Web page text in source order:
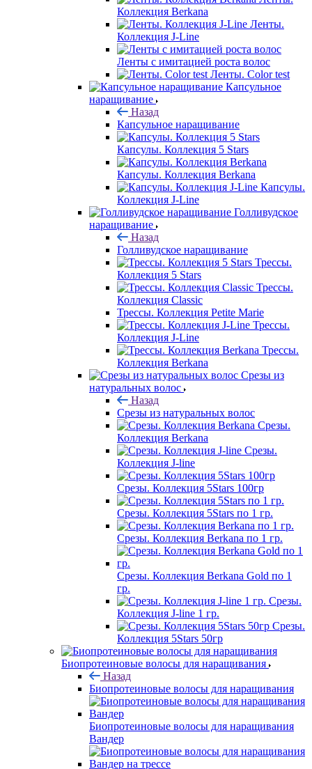
Коллекция Berkana
Ленты.
Коллекция J-Line
Ленты с имитацией роста волос
Ленты. Color test
Капсульное
наращивание
Назад
Капсульное наращивание
Капсулы. Коллекция 5 Stars
Капсулы. Коллекция Berkana
Капсулы.
Коллекция J-Line
Голливудское
наращивание
Назад
Голливудское наращивание
Трессы.
Коллекция 5 Stars
Трессы.
Коллекция Classic
Трессы. Коллекция Petite Marie
Трессы.
Коллекция J-Line
Трессы.
Коллекция Berkana
Срезы из
натуральных волос
Назад
Срезы из натуральных волос
Срезы.
Коллекция Berkana
Срезы.
Коллекция J-line
Срезы. Коллекция 5Stars 100гр
Срезы. Коллекция 5Stars по 1 гр.
Срезы. Коллекция Berkana по 1 гр.
Срезы. Коллекция Berkana Gold по 1
гр.
Срезы.
Коллекция J-line 1 гр.
Срезы.
Коллекция 5Stars 50гр
Биопротеиновые волосы для наращивания
Назад
Биопротеиновые волосы для наращивания
Биопротеиновые волосы для наращивания
Вандер